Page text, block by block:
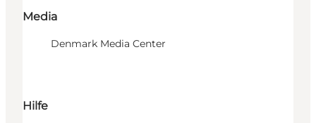
Media
Denmark Media Center
Hilfe